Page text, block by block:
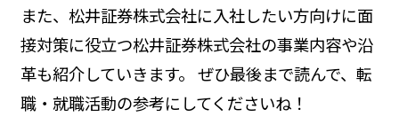
また、松井証券株式会社に入社したい方向けに面
接対策に役立つ松井証券株式会社の事業内容や沿
革も紹介していきます。 ぜひ最後まで読んで、転
職・就職活動の参考にしてくださいね！